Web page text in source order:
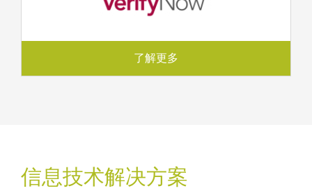
了解更多
信息技术解决方案